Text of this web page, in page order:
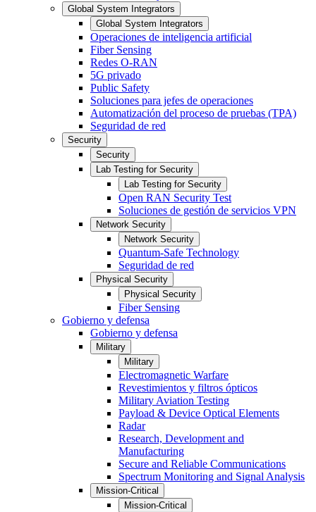
Global System Integrators
Global System Integrators
Operaciones de inteligencia artificial
Fiber Sensing
Redes O-RAN
5G privado
Public Safety
Soluciones para jefes de operaciones
Automatización del proceso de pruebas (TPA)
Seguridad de red
Security
Security
Lab Testing for Security
Lab Testing for Security
Open RAN Security Test
Soluciones de gestión de servicios VPN
Network Security
Network Security
Quantum-Safe Technology
Seguridad de red
Physical Security
Physical Security
Fiber Sensing
Gobierno y defensa
Gobierno y defensa
Military
Military
Electromagnetic Warfare
Revestimientos y filtros ópticos
Military Aviation Testing
Payload & Device Optical Elements
Radar
Research, Development and
Manufacturing
Secure and Reliable Communications
Spectrum Monitoring and Signal Analysis
Mission-Critical
Mission-Critical